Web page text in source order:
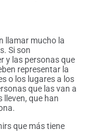
llamar mucho la
Si son
y las personas que
representar la
o los lugares a los
que las van a
que han
que más tiene